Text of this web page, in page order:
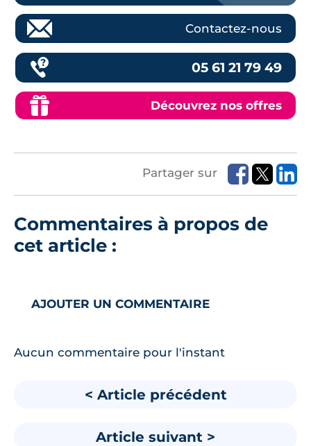
Contactez-nous
05 61 21 79 49
Découvrez nos offres
Partager sur
Commentaires à propos de
cet article :
AJOUTER UN COMMENTAIRE
Aucun commentaire pour l'instant
< Article précédent
Article suivant >